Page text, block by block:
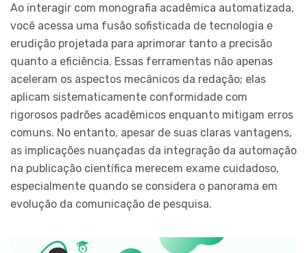
Ao interagir com monografia acadêmica automatizada,
você acessa uma fusão sofisticada de tecnologia e
erudição projetada para aprimorar tanto a precisão
quanto a eficiência. Essas ferramentas não apenas
aceleram os aspectos mecânicos da redação; elas
aplicam sistematicamente conformidade com
rigorosos padrões acadêmicos enquanto mitigam erros
comuns. No entanto, apesar de suas claras vantagens,
as implicações nuançadas da integração da automação
na publicação científica merecem exame cuidadoso,
especialmente quando se considera o panorama em
evolução da comunicação de pesquisa.